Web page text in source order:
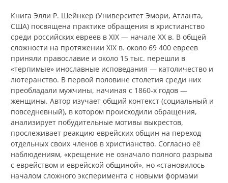
Книга Элли Р. Шейнкер (Университет Эмори, Атланта,
США) посвящена практике обращения в христианство
среди российских евреев в XIX — начале XX в. В общей
сложности на протяжении XIX в. около 69 400 евреев
приняли православие и около 15 тыс. перешли в
«терпимые» инославные исповедания — католичество и
лютеранство. В первой половине столетия среди них
преобладали мужчины, начиная с 1860‑х годов —
женщины. Автор изучает общий контекст (социальный и
повседневный), в котором происходили обращения,
анализирует побудительные мотивы выкрестов,
прослеживает реакцию еврейских общин на переход
отдельных своих членов в христианство. Согласно её
наблюдениям, «крещение не означало полного разрыва
с еврейством и еврейской общиной», но «становилось
началом сложного эксперимента с новыми формами